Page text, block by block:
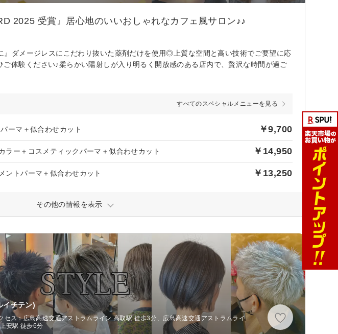
2025 受賞』居心地のいいおしゃれなカフェ風サロン♪♪
ダメージレスにこだわり抜いた薬剤だけを使用◎上質な空間と高い技術でご要望に応
体験ください♪柔らかい陽射しが入り明るく開放感のある店内で、贅沢な時間が過ご
すべてのスペシャルメニューを見る
ーマ＋似合わせカット ￥9,700
ラー＋コスメティックパーマ＋似合わせカット ￥14,950
ントパーマ＋似合わせカット ￥13,250
その他の情報を表示
イチテン)
セス：広島高速交通アストラムライン 高取駅 徒歩3分、広島高速交通アストラムライ
安駅 徒歩6分